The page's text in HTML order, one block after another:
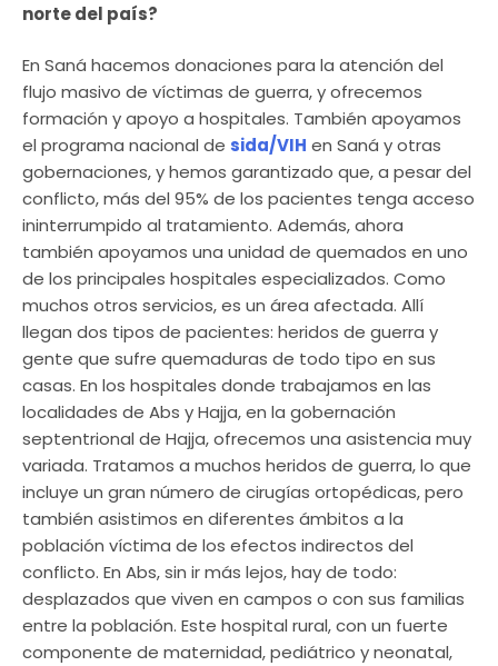
norte del país?
En Saná hacemos donaciones para la atención del
flujo masivo de víctimas de guerra, y ofrecemos
formación y apoyo a hospitales. También apoyamos
el programa nacional de sida/VIH en Saná y otras
gobernaciones, y hemos garantizado que, a pesar del
conflicto, más del 95% de los pacientes tenga acceso
ininterrumpido al tratamiento. Además, ahora
también apoyamos una unidad de quemados en uno
de los principales hospitales especializados. Como
muchos otros servicios, es un área afectada. Allí
llegan dos tipos de pacientes: heridos de guerra y
gente que sufre quemaduras de todo tipo en sus
casas. En los hospitales donde trabajamos en las
localidades de Abs y Hajja, en la gobernación
septentrional de Hajja, ofrecemos una asistencia muy
variada. Tratamos a muchos heridos de guerra, lo que
incluye un gran número de cirugías ortopédicas, pero
también asistimos en diferentes ámbitos a la
población víctima de los efectos indirectos del
conflicto. En Abs, sin ir más lejos, hay de todo:
desplazados que viven en campos o con sus familias
entre la población. Este hospital rural, con un fuerte
componente de maternidad, pediátrico y neonatal,